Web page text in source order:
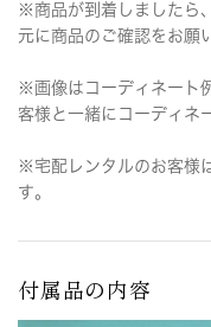
※商品が到着しましたら
元に商品のご確認をお願
※画像はコーディネート
客様と一緒にコーディネ
※宅配レンタルのお客様
す。
付属品の内容